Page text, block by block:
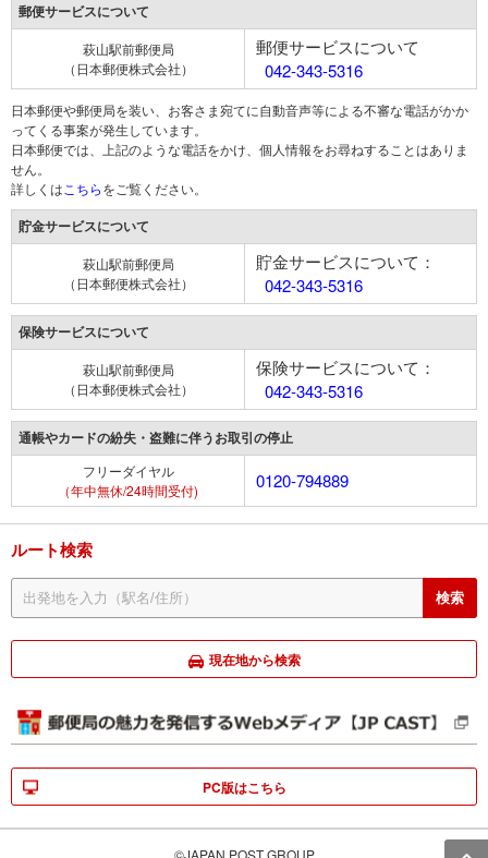
郵便サービスについて
萩山駅前郵便局
（日本郵便株式会社）
郵便サービスについて
042-343-5316
日本郵便や郵便局を装い、お客さま宛てに自動音声等による不審な電話がかか
ってくる事案が発生しています。
日本郵便では、上記のような電話をかけ、個人情報をお尋ねすることはありま
せん。
詳しくは こちらをご覧ください。
貯金サービスについて
萩山駅前郵便局
（日本郵便株式会社）
貯金サービスについて：
042-343-5316
保険サービスについて
萩山駅前郵便局
（日本郵便株式会社）
保険サービスについて：
042-343-5316
通帳やカードの紛失・盗難に伴うお取引の停止
フリーダイヤル
（年中無休/24時間受付)
0120-794889
ルート検索
現在地から検索
PC版はこちら